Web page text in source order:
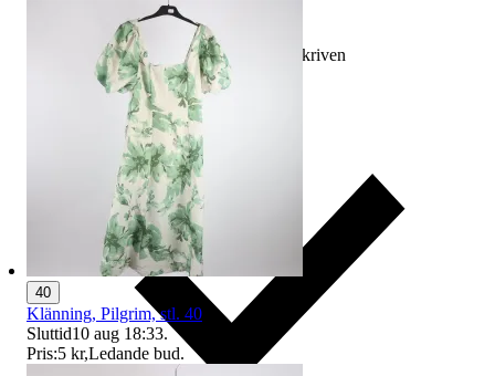
Ersättning om varan inte är som beskriven
40
Klänning, Pilgrim, stl. 40
Sluttid10 aug 18:33.
Pris:5 kr,Ledande bud.